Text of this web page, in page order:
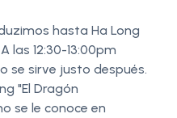
hasta Ha Long
las 12:30-13:00pm
se sirve justo después.
"El Dragón
se le conoce en